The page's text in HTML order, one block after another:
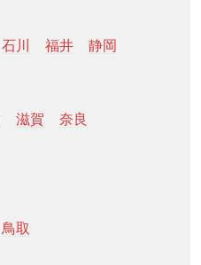
石川 福井 静岡
滋賀 奈良
鳥取